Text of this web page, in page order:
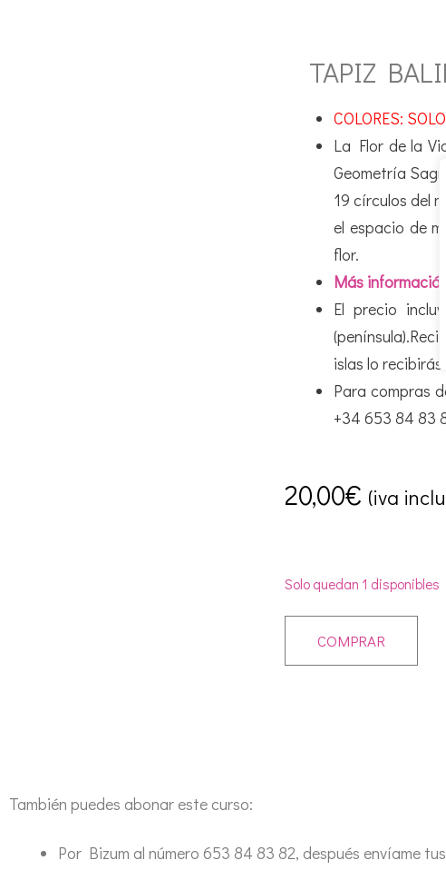
TAPIZ
COLORES:
La Flor de la
Geometría
19 círculos del
el espacio de
flor.
Más
El precio
islas lo recibirás
Para compras
+34 653 84 83
20,00€ (iva
Solo quedan 1 disponibles
COMPRAR
También puedes abonar este curso:
Por Bizum al número 653 84 83 82, después envíame